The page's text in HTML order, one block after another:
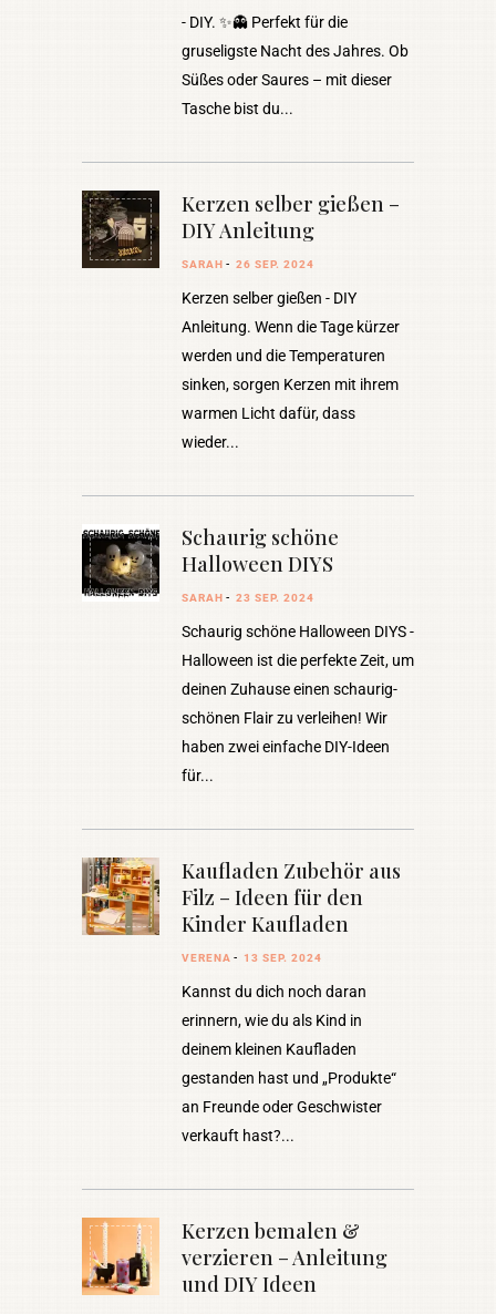
- DIY. ✨👻 Perfekt für die
gruseligste Nacht des Jahres. Ob
Süßes oder Saures – mit dieser
Tasche bist du
Kerzen selber gießen –
DIY Anleitung
SARAH 26 SEP. 2024
Kerzen selber gießen - DIY
Anleitung. Wenn die Tage kürzer
werden und die Temperaturen
sinken, sorgen Kerzen mit ihrem
warmen Licht dafür, dass
wieder
Schaurig schöne
Halloween DIYS
SARAH 23 SEP. 2024
Schaurig schöne Halloween DIYS -
Halloween ist die perfekte Zeit, um
deinen Zuhause einen schaurig-
schönen Flair zu verleihen! Wir
haben zwei einfache DIY-Ideen
für
Kaufladen Zubehör aus
Filz – Ideen für den
Kinder Kaufladen
VERENA 13 SEP. 2024
Kannst du dich noch daran
erinnern, wie du als Kind in
deinem kleinen Kaufladen
gestanden hast und „Produkte“
an Freunde oder Geschwister
verkauft hast?
Kerzen bemalen &
verzieren – Anleitung
und DIY Ideen